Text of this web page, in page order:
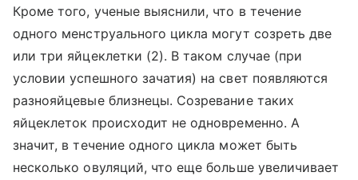
Кроме того, ученые выяснили, что в течение
одного менструального цикла могут созреть две
или три яйцеклетки (2). В таком случае (при
условии успешного зачатия) на свет появляются
разнояйцевые близнецы. Созревание таких
яйцеклеток происходит не одновременно. А
значит, в течение одного цикла может быть
несколько овуляций, что еще больше увеличивает